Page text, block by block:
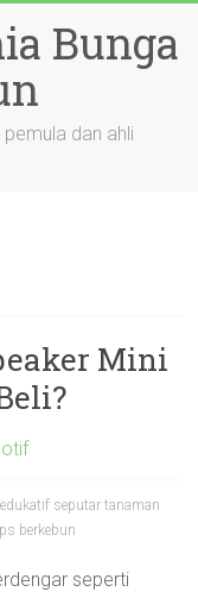
Bunga
dan ahli
Mini
seputar tanaman
berkebun
seperti